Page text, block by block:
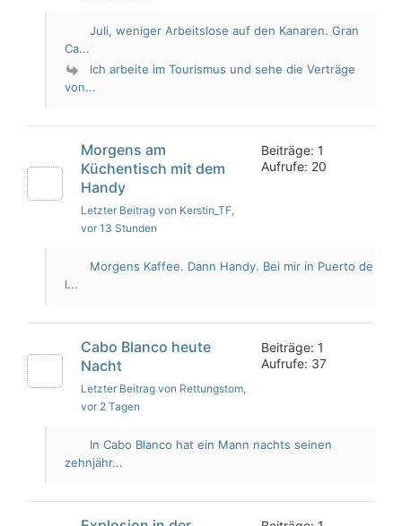
Juli, weniger Arbeitslose auf den Kanaren. Gran
Ca...
Ich arbeite im Tourismus und sehe die Verträge
von...
Morgens am
Küchentisch mit dem
Handy
Letzter Beitrag von Kerstin_TF,
vor 13 Stunden
Beiträge: 1
Aufrufe: 20
Morgens Kaffee. Dann Handy. Bei mir in Puerto de
l...
Cabo Blanco heute
Nacht
Letzter Beitrag von Rettungstom,
vor 2 Tagen
Beiträge: 1
Aufrufe: 37
In Cabo Blanco hat ein Mann nachts seinen
zehnjähr...